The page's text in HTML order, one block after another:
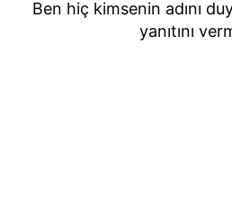
Ben hiç kimsenin adını
yanıtını